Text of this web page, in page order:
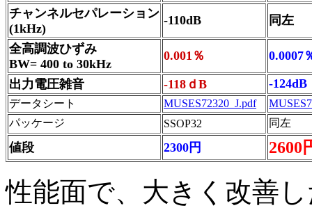
チャンネルセパレーション
(1kHz)
-110dB 同左
全高調波ひずみ
BW= 400 to 30kHz
0.001％ 0.0007
出力電圧雑音 -118ｄB -124dB
データシート MUSES72320_J.pdf
パッケージ
SSOP32 同左
値段 2300円 2600
性能面で、大きく改善